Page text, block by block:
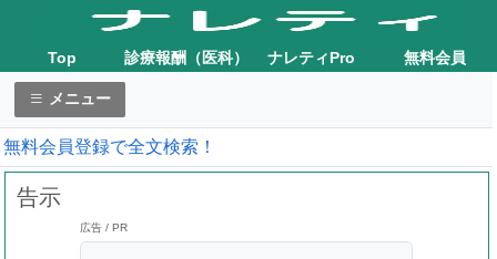
Top 診療報酬（医科） ナレティPro 無料会員
メニュー
無料会員登録で全文検索！
告示
広告 / PR